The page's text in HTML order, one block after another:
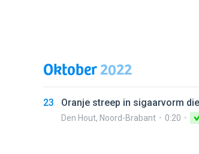
Oktober2022
23 Oranje streep in sigaarvorm
Den Hout, Noord-Brabant 0:20